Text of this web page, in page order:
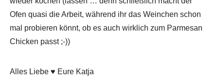
Ofen quasi die Arbeit, während ihr das Weinchen schon
mal probieren könnt, ob es auch wirklich zum Parmesan
Chicken passt ;-))
Alles Liebe ♥ Eure Katja